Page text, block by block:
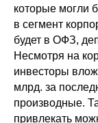
которые могли
в сегмент
будет в ОФЗ,
Несмотря на
инвесторы
млрд. за
производные.
привлекать